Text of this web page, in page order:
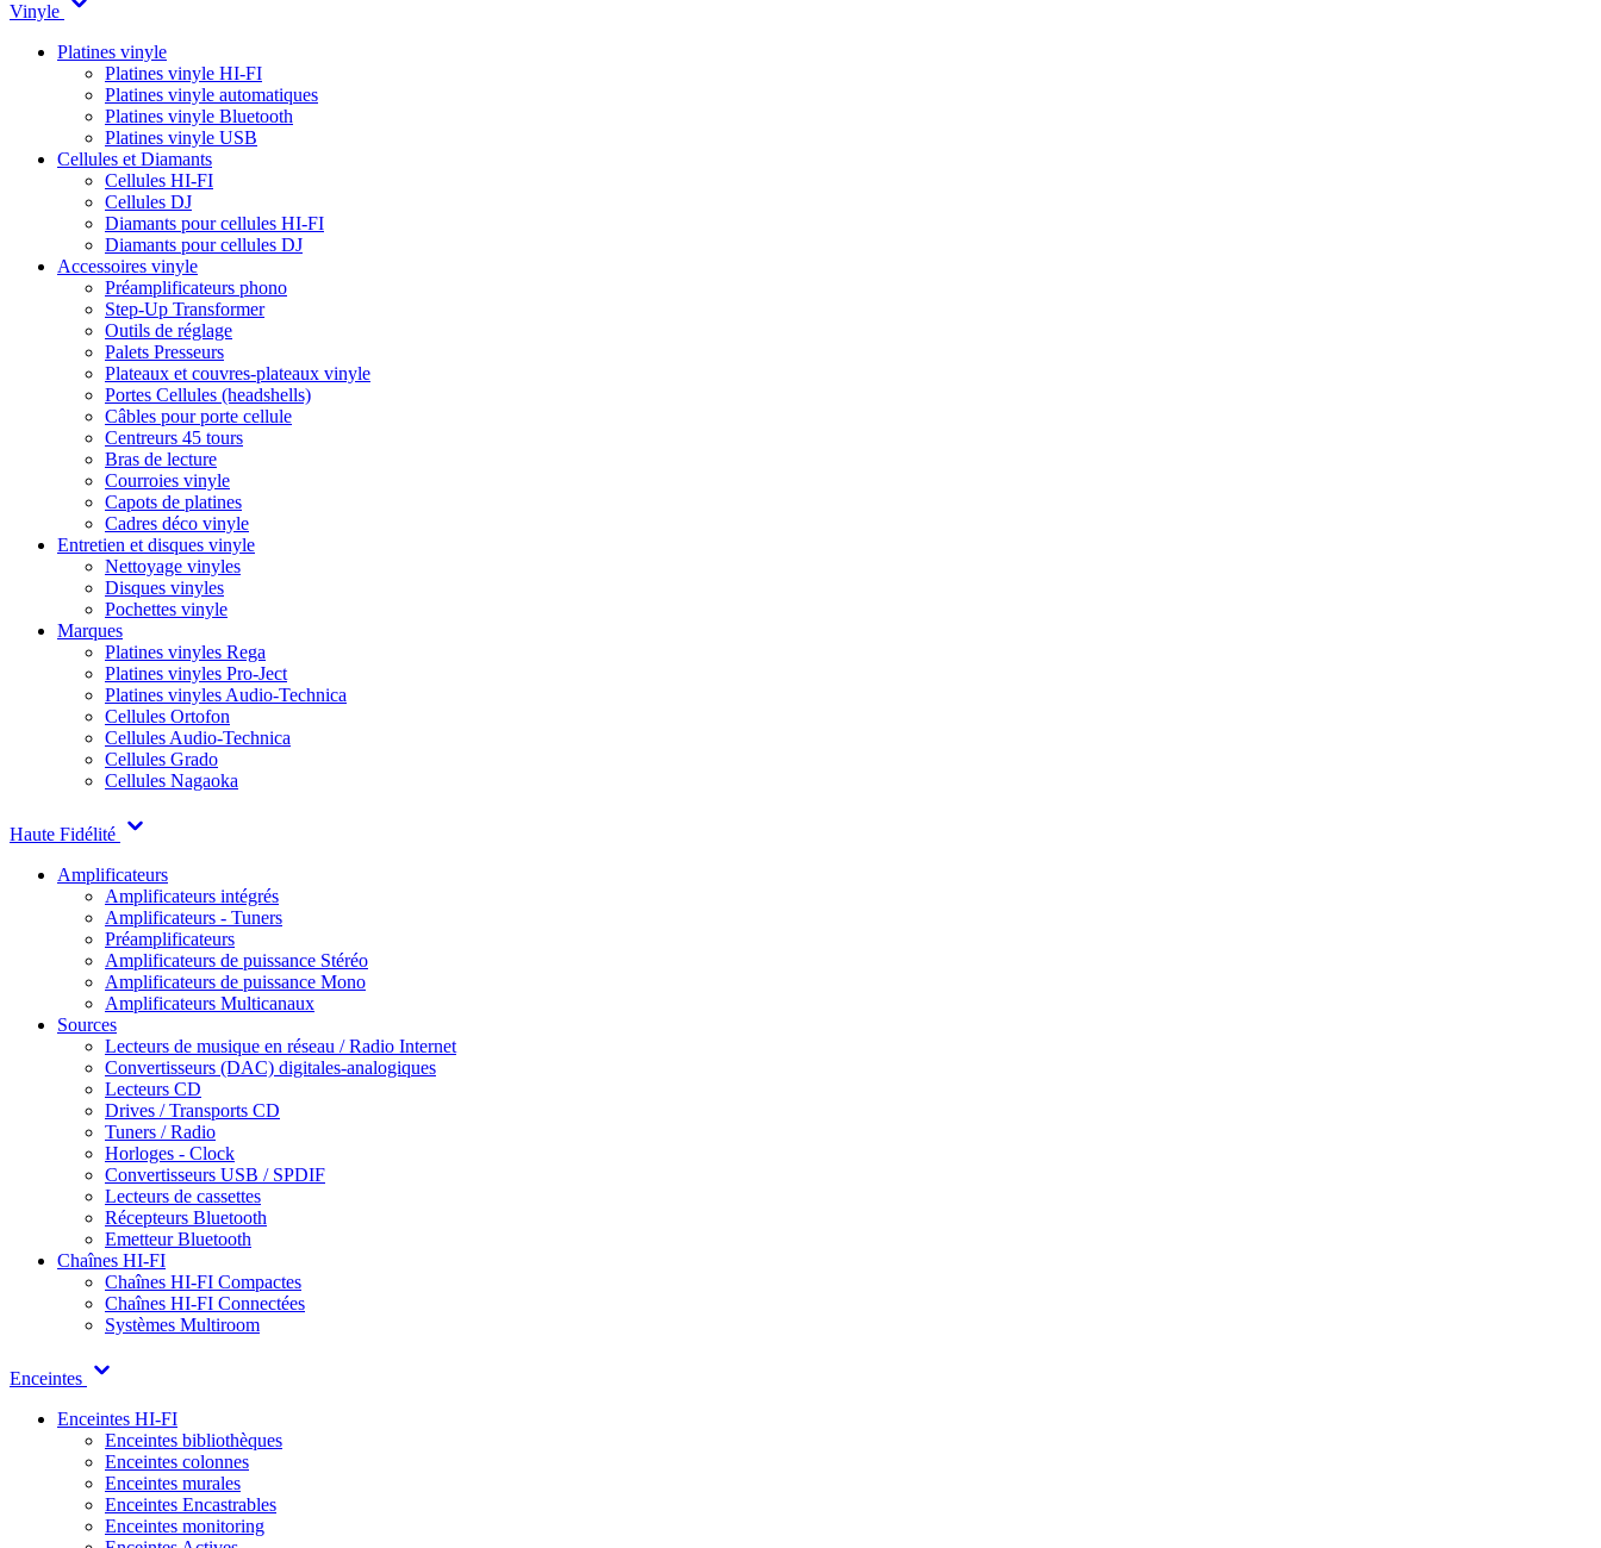
Vinyle
Platines vinyle
Platines vinyle HI-FI
Platines vinyle automatiques
Platines vinyle Bluetooth
Platines vinyle USB
Cellules et Diamants
Cellules HI-FI
Cellules DJ
Diamants pour cellules HI-FI
Diamants pour cellules DJ
Accessoires vinyle
Préamplificateurs phono
Step-Up Transformer
Outils de réglage
Palets Presseurs
Plateaux et couvres-plateaux vinyle
Portes Cellules (headshells)
Câbles pour porte cellule
Centreurs 45 tours
Bras de lecture
Courroies vinyle
Capots de platines
Cadres déco vinyle
Entretien et disques vinyle
Nettoyage vinyles
Disques vinyles
Pochettes vinyle
Marques
Platines vinyles Rega
Platines vinyles Pro-Ject
Platines vinyles Audio-Technica
Cellules Ortofon
Cellules Audio-Technica
Cellules Grado
Cellules Nagaoka
Haute Fidélité
Amplificateurs
Amplificateurs intégrés
Amplificateurs - Tuners
Préamplificateurs
Amplificateurs de puissance Stéréo
Amplificateurs de puissance Mono
Amplificateurs Multicanaux
Sources
Lecteurs de musique en réseau / Radio Internet
Convertisseurs (DAC) digitales-analogiques
Lecteurs CD
Drives / Transports CD
Tuners / Radio
Horloges - Clock
Convertisseurs USB / SPDIF
Lecteurs de cassettes
Récepteurs Bluetooth
Emetteur Bluetooth
Chaînes HI-FI
Chaînes HI-FI Compactes
Chaînes HI-FI Connectées
Systèmes Multiroom
Enceintes
Enceintes HI-FI
Enceintes bibliothèques
Enceintes colonnes
Enceintes murales
Enceintes Encastrables
Enceintes monitoring